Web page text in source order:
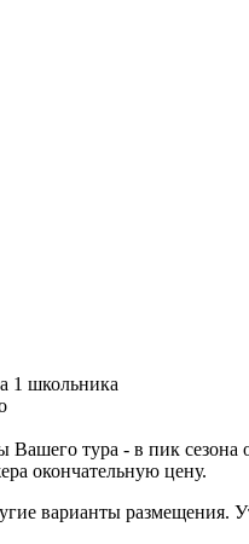
1 школьника
Вашего тура - в пик
окончательную цену.
варианты размещения.